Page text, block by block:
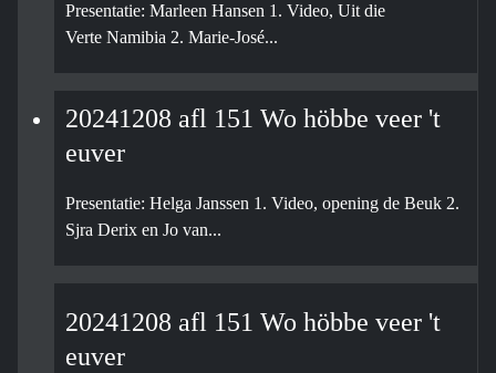
Presentatie: Marleen Hansen 1. Video, Uit die
Verte Namibia 2. Marie-José...
20241208 afl 151 Wo höbbe veer 't
euver
Presentatie: Helga Janssen 1. Video, opening de Beuk 2.
Sjra Derix en Jo van...
20241208 afl 151 Wo höbbe veer 't
euver